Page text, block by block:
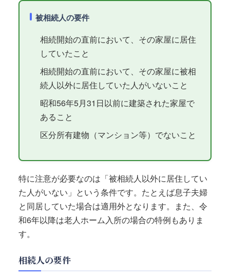
被相続人の要件
相続開始の直前において、その家屋に居住
していたこと
相続開始の直前において、その家屋に被相
続人以外に居住していた人がいないこと
昭和56年5月31日以前に建築された家屋で
あること
区分所有建物（マンション等）でないこと
特に注意が必要なのは「被相続人以外に居住してい
た人がいない」という条件です。たとえば息子夫婦
と同居していた場合は適用外となります。また、令
和6年以降は老人ホーム入所の場合の特例もありま
す。
相続人の要件